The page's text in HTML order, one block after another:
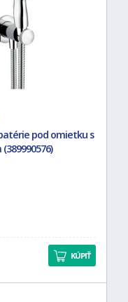
pod omietku s
KÚPIŤ